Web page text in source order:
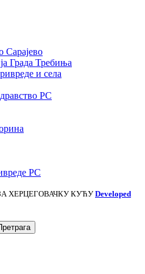
Града Требиња
и села
РС
РС
ХЕРЦЕГОВАЧКУ КУЋУ Developed